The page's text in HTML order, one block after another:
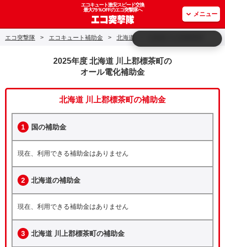
エコキュート激安スピード交換
最大79％OFFのエコ突撃隊へ
メニュー
エコ突撃隊 > エコキュート補助金 > 北海道
2025年度 北海道 川上郡標茶町の
オール電化補助金
北海道 川上郡標茶町の補助金
1 国の補助金
現在、利用できる補助金はありません
2 北海道の補助金
現在、利用できる補助金はありません
3 北海道 川上郡標茶町の補助金